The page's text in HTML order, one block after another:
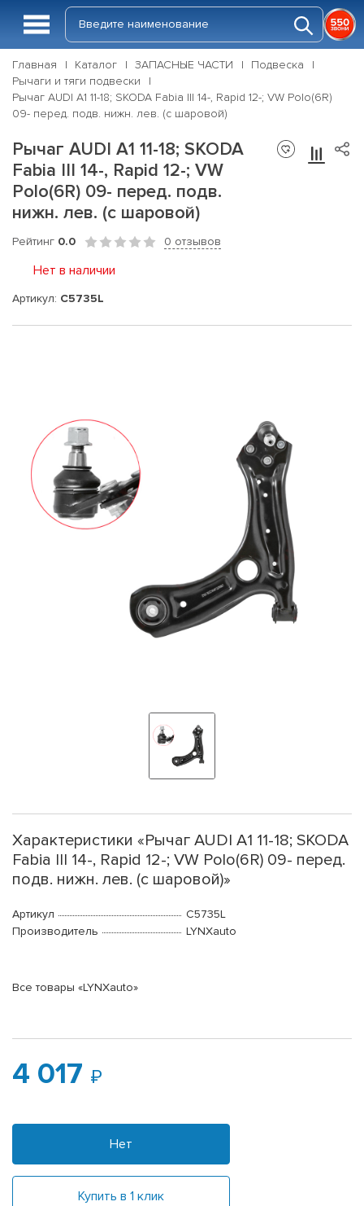
Главная Каталог ЗАПАСНЫЕ ЧАСТИ
Подвеска
Рычаги и тяги подвески
Рычаг AUDI A1 11-18; SKODA Fabia III 14-, Rapid 12-; VW Polo(6R)
09- перед. подв. нижн. лев. (с шаровой)
Рычаг AUDI A1 11-18; SKODA
Fabia III 14-, Rapid 12-; VW
Polo(6R) 09- перед. подв.
нижн. лев. (с шаровой)
Рейтинг 0.0 0 отзывов
Нет в наличии
Артикул: C5735L
Характеристики «Рычаг AUDI A1 11-18; SKODA
Fabia III 14-, Rapid 12-; VW Polo(6R) 09- перед.
подв. нижн. лев. (с шаровой)»
Артикул
C5735L
Производитель
LYNXauto
Все товары «LYNXauto»
4 017
Нет
Купить в 1 клик